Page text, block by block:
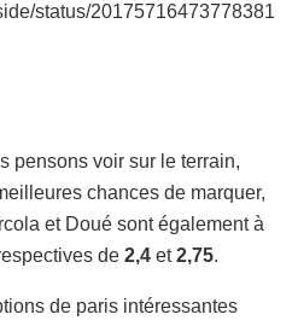
status/20175716473778381
pensons voir sur le terrain,
chances de marquer,
et Doué sont également à
de 2,4 et2,75.
de paris intéressantes